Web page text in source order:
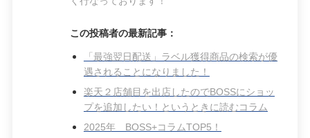
この投稿者の最新記事：
「最強翌日配送」ラベル獲得商品の検索が優
遇されることになりました！
楽天２店舗目を出店したのでBOSSにショッ
プを追加したい！というときに読むコラム
2025年 BOSS+コラムTOP5！